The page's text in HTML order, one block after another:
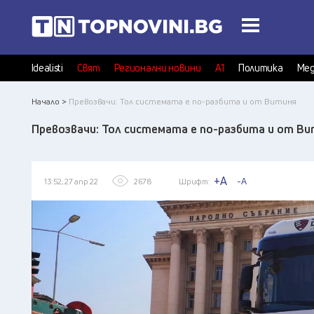
Idealisti Свят Регионални новини А1 Политика
Начало > Превозвачи: Тол системата е по-разбита и от Витиня
Превозвачи: Тол системата е по-разбита и от
13:52, 27 апр 22 2678 Шрифт: +A -A